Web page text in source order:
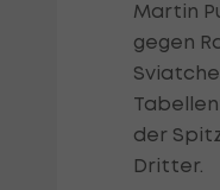
Martin
gegen
der
Dritter.